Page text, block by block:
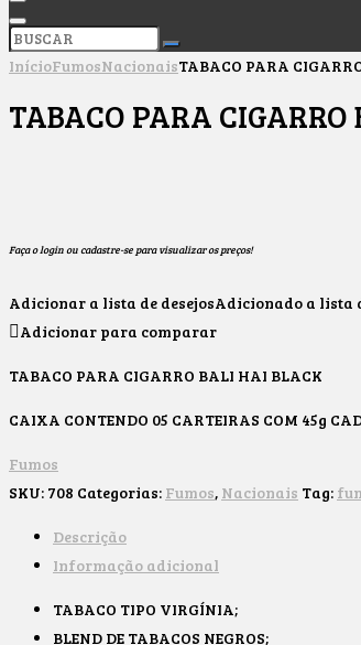
InícioFumosNacionaisTABACO PARA
TABACO PARA
Faça o login ou cadastre-se para visualizar os preços!
Adicionar a lista de desejosAdicionado a lista
Adicionar para comparar
TABACO PARA CIGARRO BALI HAI BLACK
CAIXA CONTENDO 05 CARTEIRAS COM 45g
Fumos
SKU: 708 Categorias: Fumos, Nacionais Tag:
Descrição
Informação adicional
TABACO TIPO VIRGÍNIA;
BLEND DE TABACOS NEGROS;